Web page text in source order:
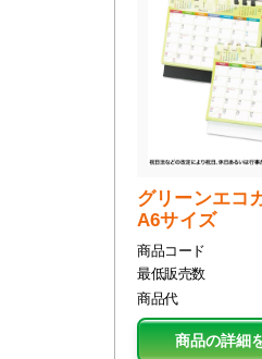
グリーンエコ
A6サイズ
商品コード
最低販売数
商品代
商品の詳細